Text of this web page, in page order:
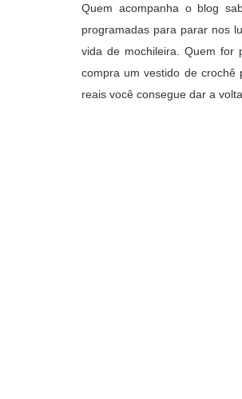
Quem acompanha o blog
programadas para parar nos
vida de mochileira. Quem for
compra um vestido de
reais você consegue dar a